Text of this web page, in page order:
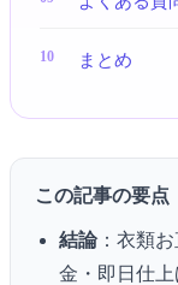
まとめ
この記事の要点
結論：衣類
金・即日仕